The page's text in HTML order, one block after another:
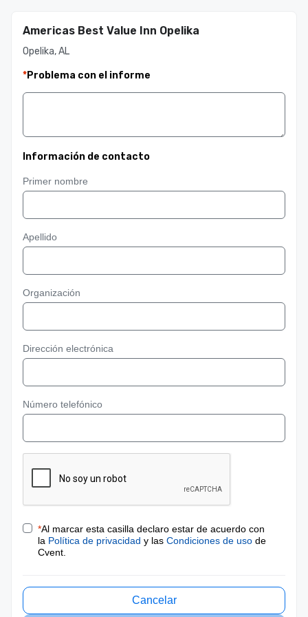
Americas Best Value Inn Opelika
Opelika, AL
*Problema con el informe
Información de contacto
Primer nombre
Apellido
Organización
Dirección electrónica
Número telefónico
*Al marcar esta casilla declaro estar de acuerdo con
la Política de privacidad y las Condiciones de uso de
Cvent.
Cancelar